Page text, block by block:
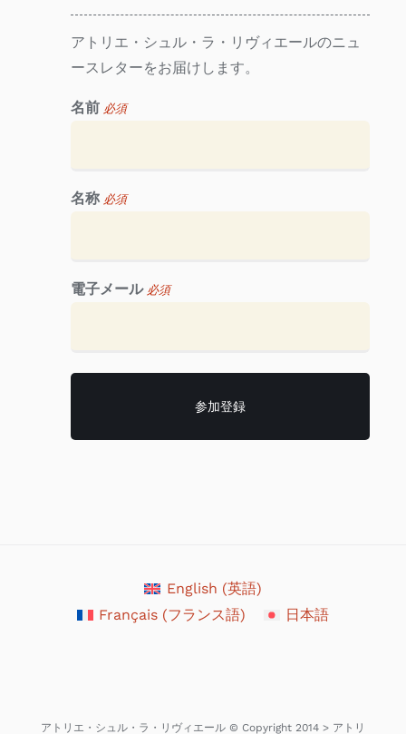
アトリエ・シュル・ラ・リヴィエールのニュ
ースレターをお届けします。
名前 必須
名称 必須
電子メール 必須
English (英語)
Français (フランス語) 日本語
アトリエ・シュル・ラ・リヴィエール © Copyright 2014 > アトリ